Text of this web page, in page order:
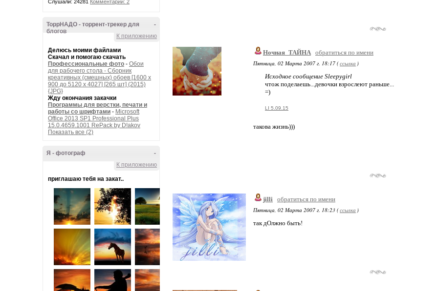
Слушали: 24281 Комментарии: 2
-
ТоррНАДО - торрент-трекер для
блогов
К приложению
Делюсь моими файлами
Скачал и помогаю скачать
Профессиональные фото - Обои
для рабочего стола - Сборник
креативных (смешных) обоев [1600 x
900 до 5120 x 4027] [265 шт] (2015)
{JPG}
Жду окончания закачки
Программы для верстки, печати и
работы со шрифтами - Microsoft
Office 2013 SP1 Professional Plus
15.0.4659.1001 RePack by D!akov
Показать все (2)
-
Я - фотограф
К приложению
приглашаю тебя на закат..
Ночная_ТАЙНА обратиться по имени
Пятница, 02 Марта 2007 г. 18:17 (ссылка )
Исходное сообщение Sleepygirl
чтож поделаешь...девочки взрослеют раньше...
=)
LI 5.09.15
такова жизнь)))
jilli обратиться по имени
Пятница, 02 Марта 2007 г. 18:23 (ссылка )
так дОлжно быть!